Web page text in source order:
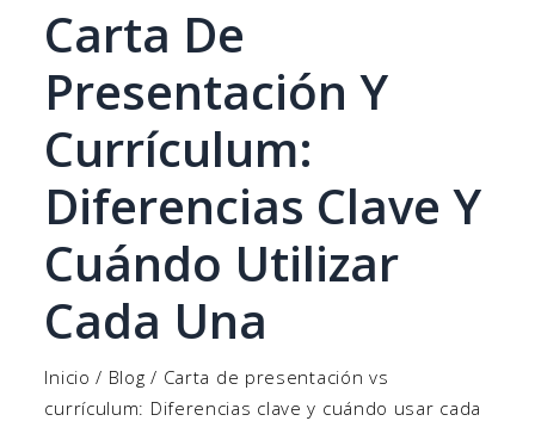
Carta De
Presentación Y
Currículum:
Diferencias Clave Y
Cuándo Utilizar
Cada Una
Inicio / Blog / Carta de presentación vs
currículum: Diferencias clave y cuándo usar cada